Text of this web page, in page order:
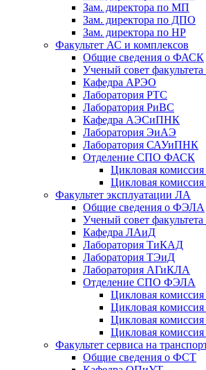
Зам. директора по МП
Зам. директора по ДПО
Зам. директора по НР
Факультет АС и комплексов
Общие сведения о ФАСК
Ученый совет
Кафедра АРЭО
Лаборатория РТС
Лаборатория РиВС
Кафедра АЭСиПНК
Лаборатория ЭиАЭ
Лаборатория САУиПНК
Отделение СПО ФАСК
Цикловая
Цикловая
Факультет эксплуатации ЛА
Общие сведения о ФЭЛА
Ученый совет
Кафедра ЛАиД
Лаборатория ТиКАД
Лаборатория ТЭиД
Лаборатория АГиКЛА
Отделение СПО ФЭЛА
Цикловая
Цикловая
Цикловая
Цикловая
Факультет сервиса на
Общие сведения о ФСТ